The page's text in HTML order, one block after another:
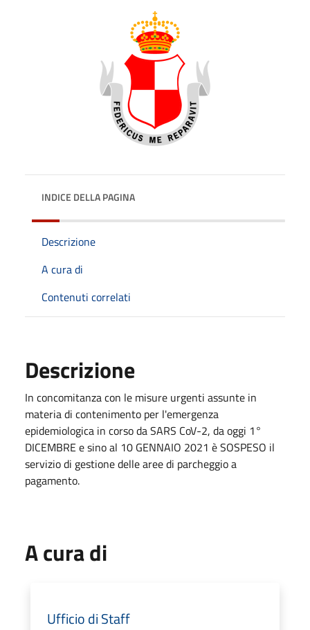
INDICE DELLA PAGINA
Descrizione
A cura di
Contenuti correlati
Descrizione
In concomitanza con le misure urgenti assunte in
materia di contenimento per l'emergenza
epidemiologica in corso da SARS CoV-2, da oggi 1°
DICEMBRE e sino al 10 GENNAIO 2021 è SOSPESO il
servizio di gestione delle aree di parcheggio a
pagamento.
A cura di
Ufficio di Staff